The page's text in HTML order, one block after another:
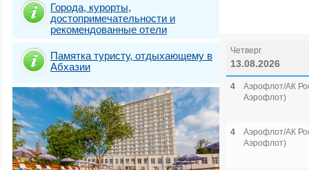
Города, курорты,
достопримечательности и
рекомендованные отели
Памятка туристу, отдыхающему в
Абхазии
Четверг
13.08.2026
4
Аэрофлот/АК
Аэрофлот)
4
Аэрофлот/АК
Аэрофлот)